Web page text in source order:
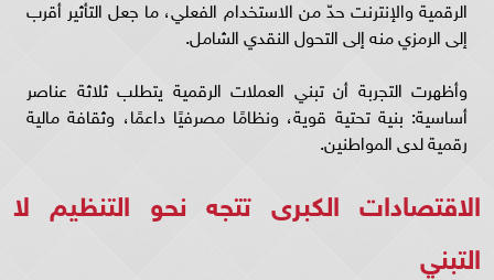
الرقمية والإنترنت حدّ من الاستخدام الفعلي، ما جعل التأثير أقرب
إلى الرمزي منه إلى التحول النقدي الشامل.
وأظهرت التجربة أن تبني العملات الرقمية يتطلب ثلاثة عناصر
أساسية: بنية تحتية قوية، ونظامًا مصرفيًا داعمًا، وثقافة مالية
رقمية لدى المواطنين.
الاقتصادات الكبرى تتجه نحو التنظيم لا
التبني